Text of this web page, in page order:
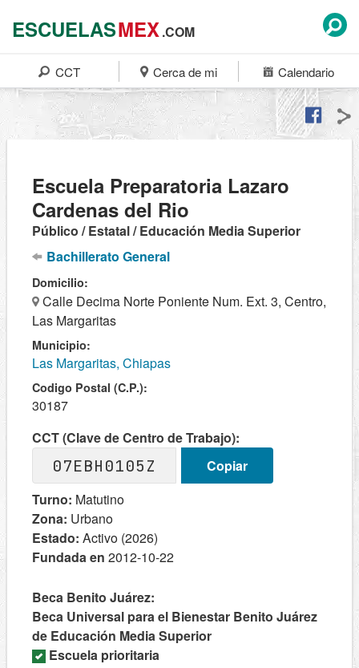
ESCUELASMEX.COM
CCT Cerca de mi Calendario
Escuela Preparatoria Lazaro
Cardenas del Rio
Público / Estatal / Educación Media Superior
Bachillerato General
Domicilio:
Calle Decima Norte Poniente Num. Ext. 3, Centro,
Las Margaritas
Municipio:
Las Margaritas, Chiapas
Codigo Postal (C.P.):
30187
CCT (Clave de Centro de Trabajo):
07EBH0105Z
Copiar
Turno: Matutino
Zona: Urbano
Estado: Activo (2026)
Fundada en 2012-10-22
Beca Benito Juárez:
Beca Universal para el Bienestar Benito Juárez
de Educación Media Superior
Escuela prioritaria